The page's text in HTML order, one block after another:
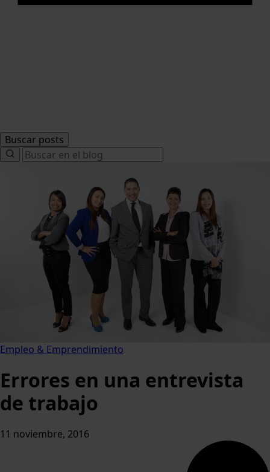
Buscar posts
Search
for:
Empleo & Emprendimiento
Errores en una entrevista
de trabajo
11 noviembre, 2016